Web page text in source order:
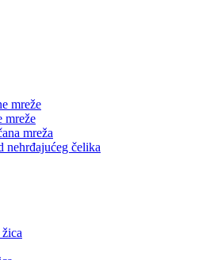
mreže
mreže
mreža
nehrđajućeg čelika